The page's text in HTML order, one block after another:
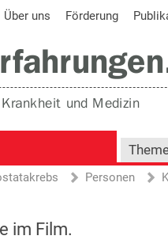
Über uns Förderung
Personen
im Film.